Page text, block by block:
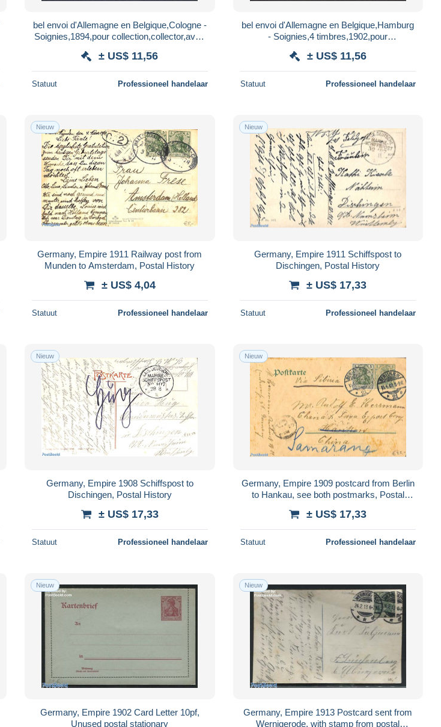
bel envoi d'Allemagne en Belgique,Cologne -
Soignies,1894,pour collection,collector,avec
± US$ 11,56
Statuut Professioneel handelaar
bel envoi d'Allemagne en Belgique,Hamburg
- Soignies,4 timbres,1902,pour
± US$ 11,56
Statuut Professioneel handelaar
Nieuw
Germany, Empire 1911 Railway post from
Munden to Amsterdam, Postal History
± US$ 4,04
Statuut Professioneel handelaar
Nieuw
Germany, Empire 1911 Schiffspost to
Dischingen, Postal History
± US$ 17,33
Statuut Professioneel handelaar
Nieuw
Germany, Empire 1908 Schiffspost to
Dischingen, Postal History
± US$ 17,33
Statuut Professioneel handelaar
Nieuw
Germany, Empire 1909 postcard from Berlin
to Hankau, see both postmarks, Postal
± US$ 17,33
Statuut Professioneel handelaar
Nieuw
Germany, Empire 1902 Card Letter 10pf,
Unused postal stationary
Nieuw
Germany, Empire 1913 Postcard sent from
Wernigerode, with stamp from postal